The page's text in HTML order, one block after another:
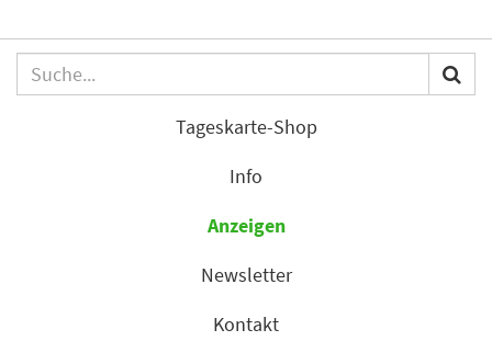
Tageskarte-Shop
Info
Anzeigen
Newsletter
Kontakt